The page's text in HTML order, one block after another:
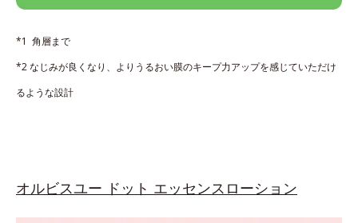
*1 角層まで
*2 なじみが良くなり、よりうるおい膜のキープ力アップを感じていただけ
るような設計
オルビスユー ドット エッセンスローション